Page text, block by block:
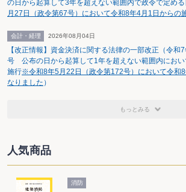
改訂する考えはないとの認識を示した（1月5日号3ペ
照）。12月19日の企業会計基準委員会（ASB）におい
決定的となったといえる。
の日から起算して3年を超えない範囲内で政令で定め
月27日（政令第67号）において令和8年4月1日からの
会計・経理 2026年08月04日
【改正情報】資金決済に関する法律の一部改正（令和
号 公布の日から起算して1年を超えない範囲内におい
施行※令和8年5月22日（政令第172号）において令和
なりました ）
もっとみる
人気商品
消防